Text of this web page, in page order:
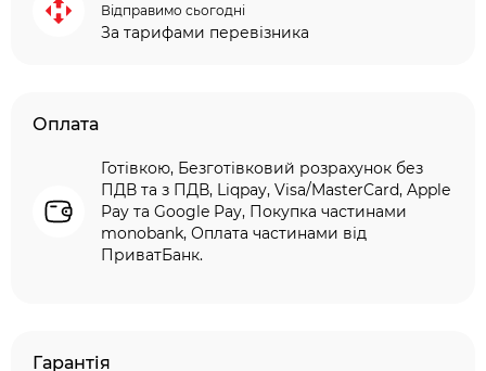
Відправимо сьогодні
За тарифами перевізника
Оплата
Готівкою, Безготівковий розрахунок без
ПДВ та з ПДВ, Liqpay, Visa/MasterCard, Apple
Pay та Google Pay, Покупка частинами
monobank, Оплата частинами від
ПриватБанк.
Гарантія